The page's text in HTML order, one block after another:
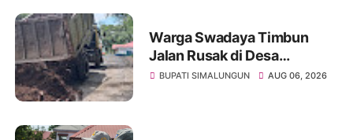
Warga Swadaya Timbun
Jalan Rusak di Desa
Sibangun Mariah, Harapkan
BUPATI SIMALUNGUN AUG 06, 2026